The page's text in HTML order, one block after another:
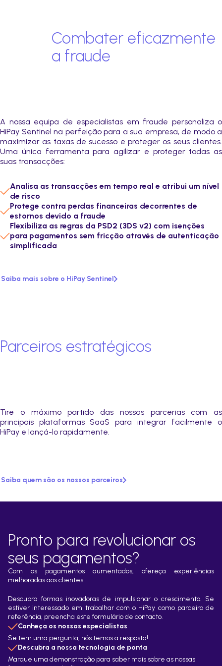
Combater eficazmente
a fraude
A nossa equipa de especialistas em fraude personaliza o
HiPay Sentinel na perfeição para a sua empresa, de modo a
maximizar as taxas de sucesso e proteger os seus clientes.
Uma única ferramenta para agilizar e proteger todas as
suas transacções:
Analisa as transacções em tempo real e atribui um nível
de risco
Protege contra perdas financeiras decorrentes de
estornos devido a fraude
Flexibiliza as regras da PSD2 (3DS v2) com isenções
para pagamentos sem fricção através de autenticação
simplificada
Saiba mais sobre o HiPay Sentinel
Parceiros estratégicos
Tire o máximo partido das nossas parcerias com as
principais plataformas SaaS para integrar facilmente o
HiPay e lançá-lo rapidamente.
Saiba quem são os nossos parceiros
Pronto para revolucionar os
seus pagamentos?
Com os pagamentos aumentados, ofereça experiências
melhoradas aos clientes.
Descubra formas inovadoras de impulsionar o crescimento. Se
estiver interessado em trabalhar com o HiPay como parceiro de
referência, preencha este formulário de contacto.
Conheça os nossos especialistas
Se tem uma pergunta, nós temos a resposta!
Descubra a nossa tecnologia de ponta
Marque uma demonstração para saber mais sobre as nossas